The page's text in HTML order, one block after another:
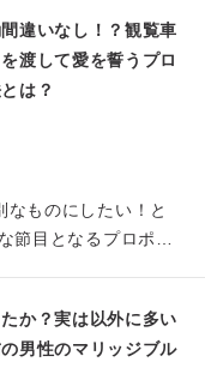
違いなし！？観覧車
渡して愛を誓うプロ
は？
ものにしたい！と
節目となるプロポー
か？実は以外に多い
男性のマリッジブル